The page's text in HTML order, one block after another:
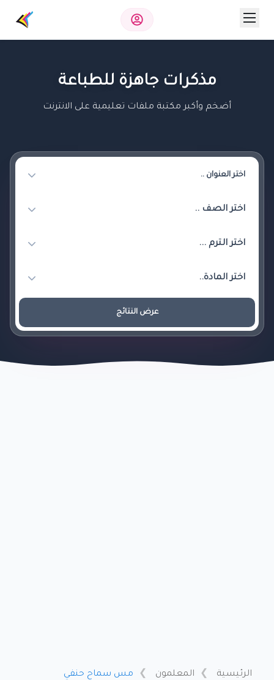
مذكرات جاهزة للطباعة
أضخم وأكبر مكتبة ملفات تعليمية على الانترنت
عرض النتائج
الرئيسية المعلمون مس سماح حنفي